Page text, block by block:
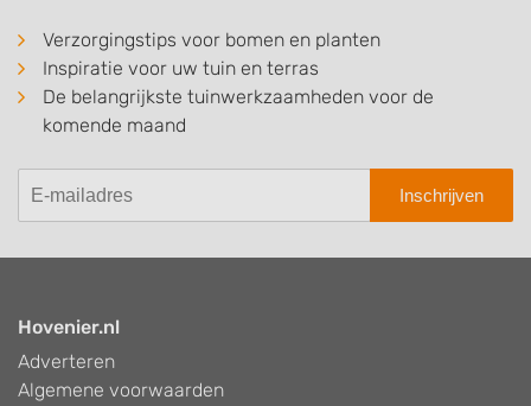
Verzorgingstips voor bomen en planten
Inspiratie voor uw tuin en terras
De belangrijkste tuinwerkzaamheden voor de
komende maand
Inschrijven
Hovenier.nl
Adverteren
Algemene voorwaarden